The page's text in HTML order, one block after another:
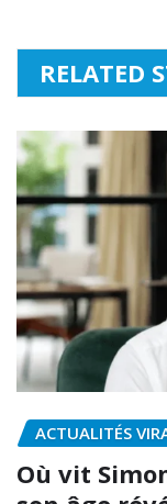
RELATED
ACTUALITÉS
Où vit